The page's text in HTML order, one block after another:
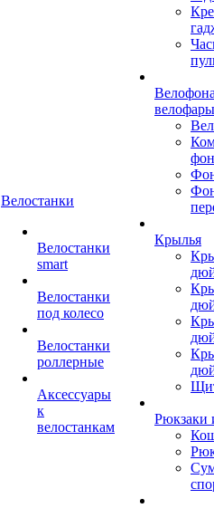
Велостанки
Велостанки
smart
Велостанки
под колесо
Велостанки
роллерные
Аксессуары
к
велостанкам
велофары
Крылья
Рюкзаки